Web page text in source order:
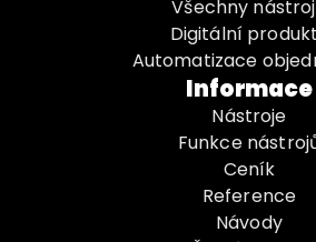
Všechny
Digitální
Automatizace
Informace
Nástroje
Funkce
Ceník
Reference
Návody